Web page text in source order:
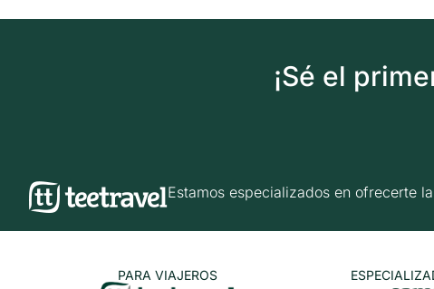
¡Sé el
Estamos especializados en ofrecerte
PARA VIAJEROS